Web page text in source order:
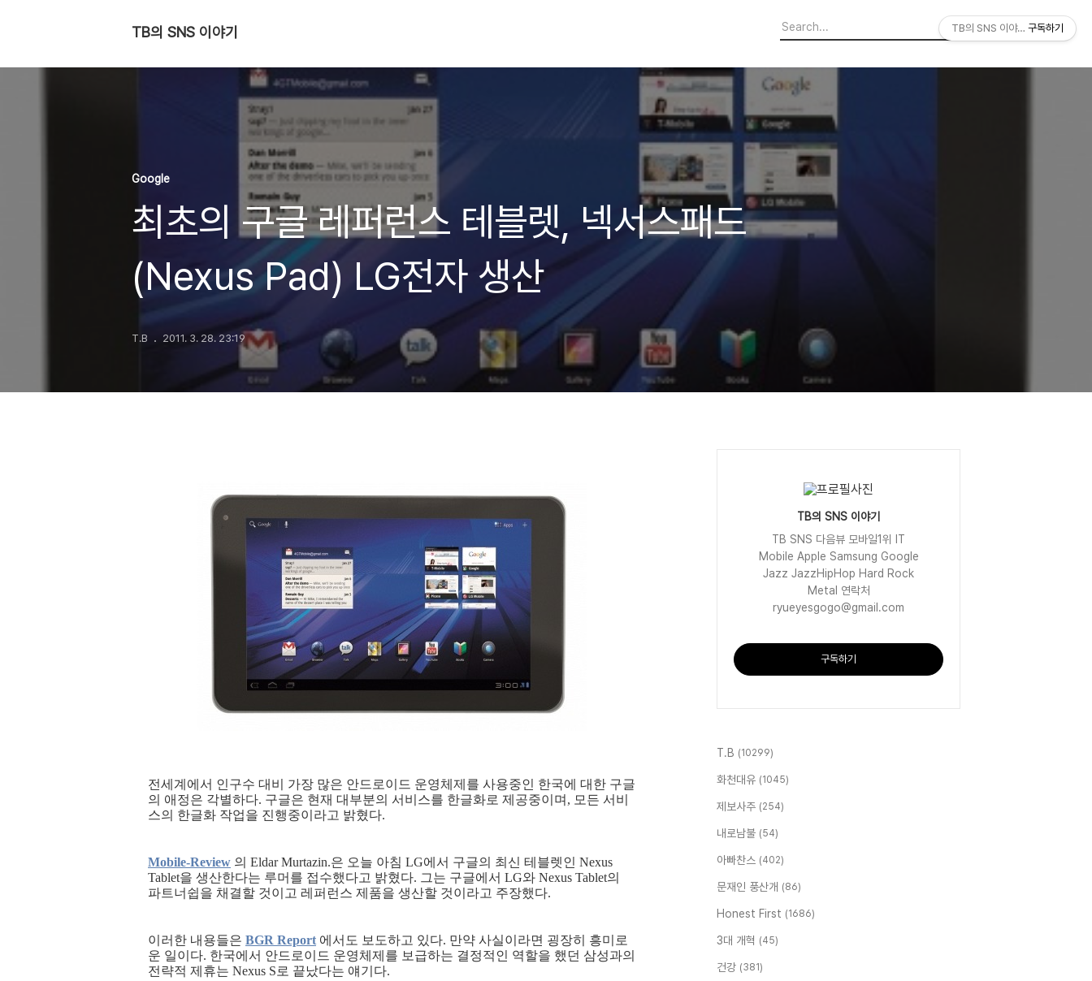
TB의 SNS 이야기
Google
최초의 구글 레퍼런스 테블렛, 넥서스패드
(Nexus Pad) LG전자 생산
T.B 2011. 3. 28. 23:19
전세계에서 인구수 대비 가장 많은 안드로이드 운영체제를 사용중인 한국에 대한 구글
의 애정은 각별하다. 구글은 현재 대부분의 서비스를 한글화로 제공중이며, 모든 서비
스의 한글화 작업을 진행중이라고 밝혔다.
Mobile-Review 의 Eldar Murtazin.은 오늘 아침 LG에서 구글의 최신 테블렛인 Nexus
Tablet을 생산한다는 루머를 접수했다고 밝혔다. 그는 구글에서 LG와 Nexus Tablet의
파트너쉽을 채결할 것이고 레퍼런스 제품을 생산할 것이라고 주장했다.
이러한 내용들은 BGR Report 에서도 보도하고 있다. 만약 사실이라면 굉장히 흥미로
운 일이다. 한국에서 안드로이드 운영체제를 보급하는 결정적인 역할을 했던 삼성과의
전략적 제휴는 Nexus S로 끝났다는 얘기다.
TB의 SNS 이야기
TB SNS 다음뷰 모바일1위 IT
Mobile Apple Samsung Google
Jazz JazzHipHop Hard Rock
Metal 연락처
ryueyesgogo@gmail.com
구독하기
T.B (10299)
화천대유 (1045)
제보사주 (254)
내로남불 (54)
아빠찬스 (402)
문재인 풍산개 (86)
Honest First (1686)
3대 개혁 (45)
건강 (381)
TB의 SNS 이야기 구독하기